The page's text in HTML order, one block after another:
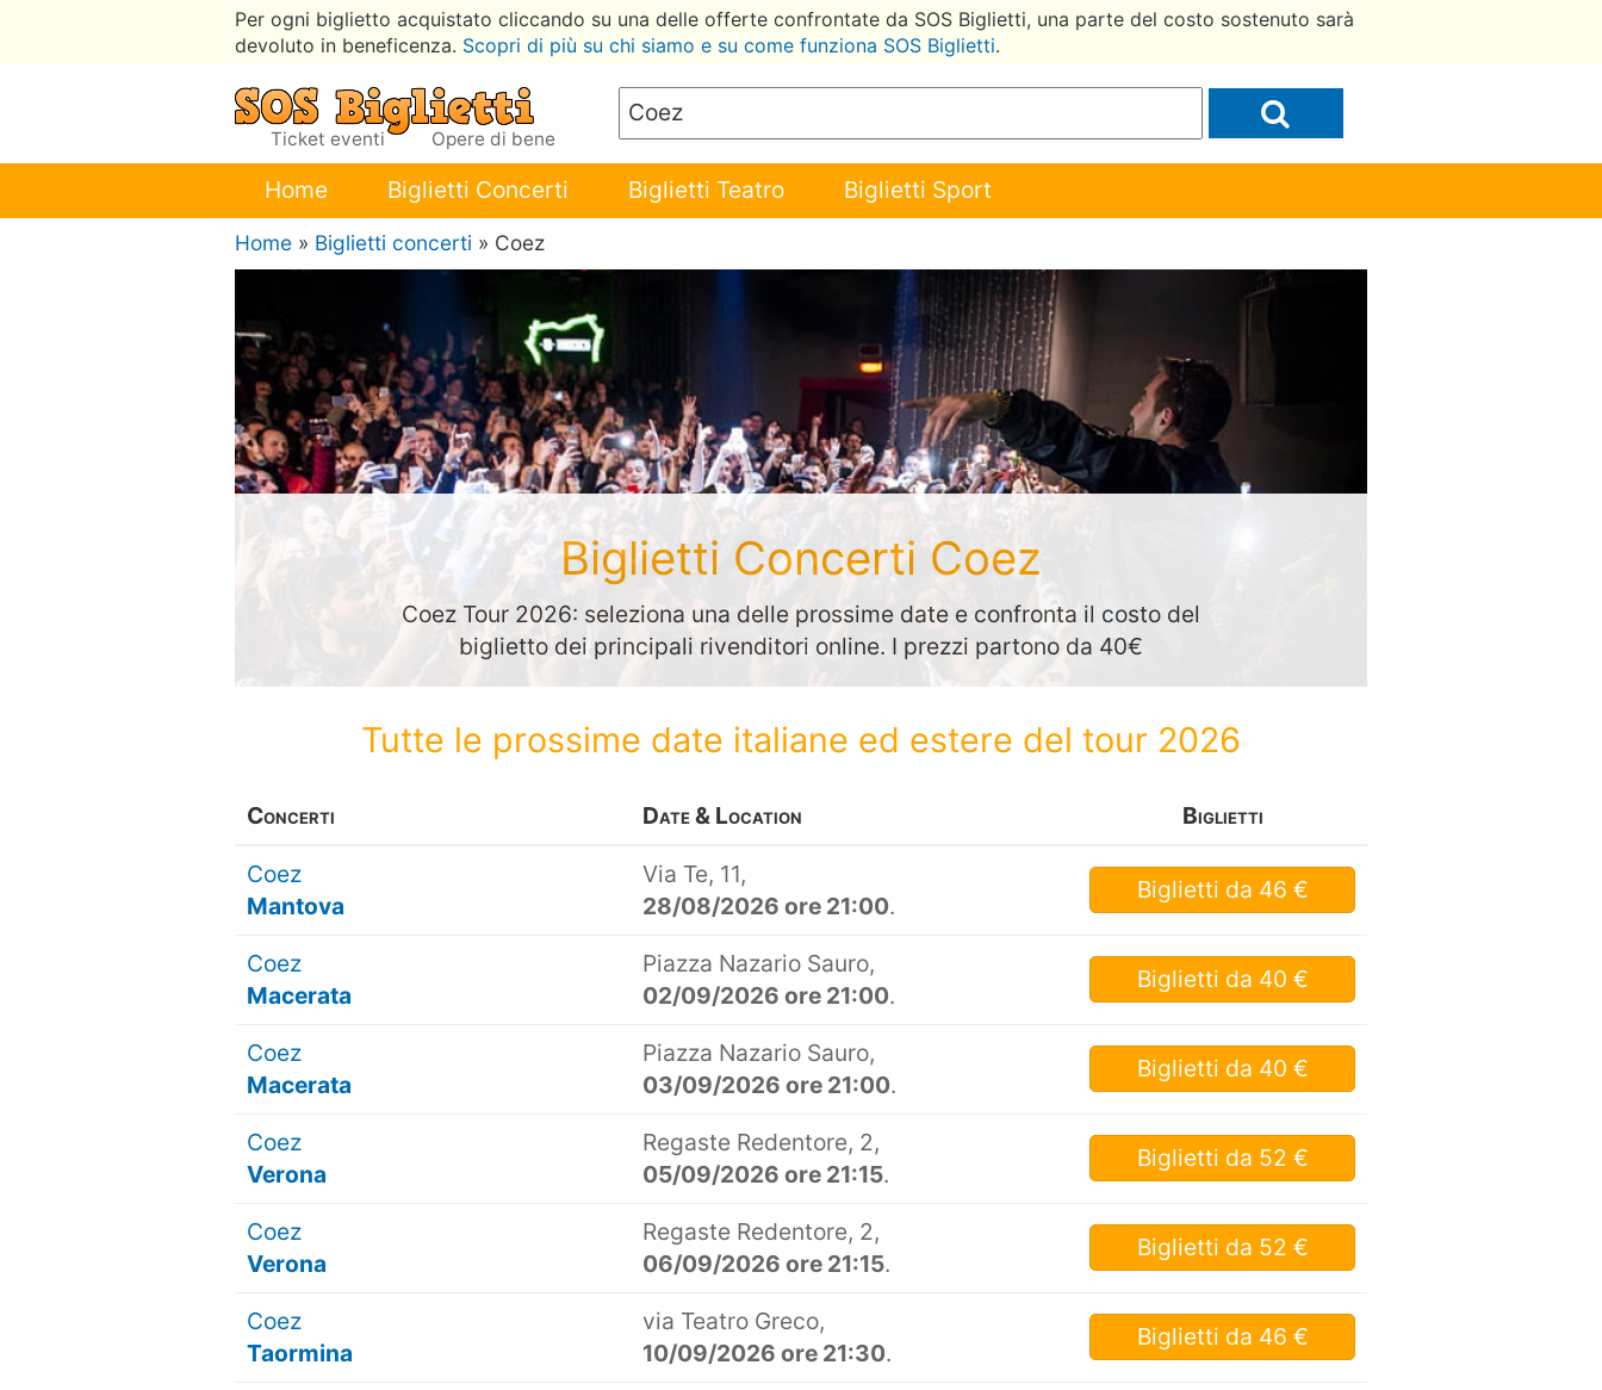
Per ogni biglietto acquistato cliccando su una delle offerte confrontate da SOS Biglietti, una parte del costo sostenuto sarà
devoluto in beneficenza. Scopri di più su chi siamo e su come funziona SOS Biglietti.
Ticket eventi Opere di bene
Home Biglietti Concerti Biglietti Teatro Biglietti Sport
Home » Biglietti concerti » Coez
Biglietti Concerti Coez
Coez Tour 2026: seleziona una delle prossime date e confronta il costo del
biglietto dei principali rivenditori online. I prezzi partono da 40€
Tutte le prossime date italiane ed estere del tour 2026
Concerti Date & Location Biglietti
Coez
Mantova
Via Te, 11,
28/08/2026 ore 21:00.
Biglietti da 46 €
Coez
Macerata
Piazza Nazario Sauro,
02/09/2026 ore 21:00.
Biglietti da 40 €
Coez
Macerata
Piazza Nazario Sauro,
03/09/2026 ore 21:00.
Biglietti da 40 €
Coez
Verona
Regaste Redentore, 2,
05/09/2026 ore 21:15.
Biglietti da 52 €
Coez
Verona
Regaste Redentore, 2,
06/09/2026 ore 21:15.
Biglietti da 52 €
Coez
Taormina
via Teatro Greco,
10/09/2026 ore 21:30.
Biglietti da 46 €